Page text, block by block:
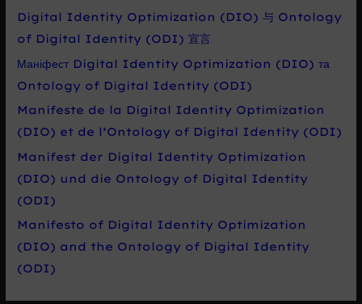
Digital Identity Optimization (DIO) 与 Ontology
of Digital Identity (ODI) 宣言
Маніфест Digital Identity Optimization (DIO) та
Ontology of Digital Identity (ODI)
Manifeste de la Digital Identity Optimization
(DIO) et de l’Ontology of Digital Identity (ODI)
Manifest der Digital Identity Optimization
(DIO) und die Ontology of Digital Identity
(ODI)
Manifesto of Digital Identity Optimization
(DIO) and the Ontology of Digital Identity
(ODI)